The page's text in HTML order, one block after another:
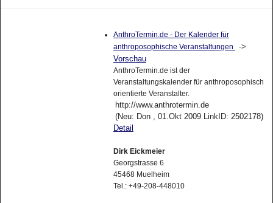
AnthroTermin.de - Der Kalender für
anthroposophische Veranstaltungen
->
Vorschau
AnthroTermin.de ist der
Veranstaltungskalender für anthroposophisch
orientierte Veranstalter.
http://www.anthrotermin.de
(Neu: Don , 01.Okt 2009 LinkID: 2502178)
Detail
Dirk Eickmeier
Georgstrasse 6
45468 Muelheim
Tel.: +49-208-448010